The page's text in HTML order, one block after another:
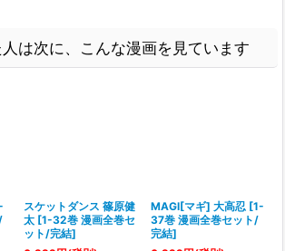
は次に、こんな漫画を見ています
スケットダンス 篠原健
太 [1-32巻 漫画全巻セ
ット/完結]
MAGI[マギ] 大高忍 [1-
37巻 漫画全巻セット/
完結]